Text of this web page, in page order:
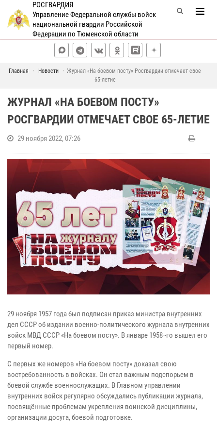
РОСГВАРДИЯ
Управление Федеральной службы войск
национальной гвардии Российской
Федерации по Тюменской области
Главная Новости
Журнал «На боевом посту» Росгвардии отмечает свое
65-летие
ЖУРНАЛ «НА БОЕВОМ ПОСТУ»
РОСГВАРДИИ ОТМЕЧАЕТ СВОЕ 65-ЛЕТИЕ
29 ноября 2022, 07:26
29 ноября 1957 года был подписан приказ министра внутренних
дел СССР об издании военно-политического журнала внутренних
войск МВД СССР «На боевом посту». В январе 1958¬го вышел его
первый номер.
С первых же номеров «На боевом посту» доказал свою
востребованность в войсках. Он стал важным подспорьем в
боевой службе военнослужащих. В Главном управлении
внутренних войск регулярно обсуждались публикации журнала,
посвящённые проблемам укрепления воинской дисциплины,
организации досуга, боевой подготовке.